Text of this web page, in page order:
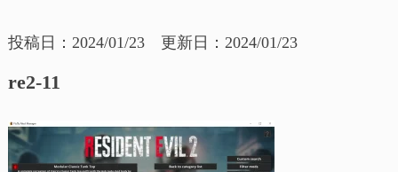
投稿日：2024/01/23 更新日：2024/01/23
re2-11